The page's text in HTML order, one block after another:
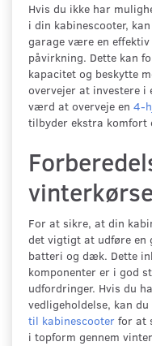
Hvis du ikke har
i din kabinescooter,
garage være en
påvirkning. Dette kan
kapacitet og beskytte
overvejer at investere i
værd at overveje en 4-
tilbyder ekstra komfort
For at sikre, at din
det vigtigt at udføre en
batteri og dæk. Dette
komponenter er i god
udfordringer. Hvis du
vedligeholdelse, kan
til kabinescooter for at
i topform gennem